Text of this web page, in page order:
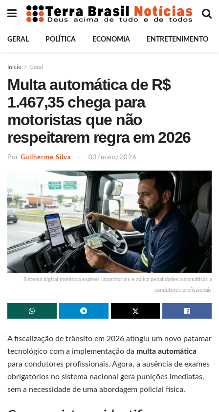
GERAL POLÍTICA ECONOMIA ENTRETENIMENTO
Início Geral
Multa automática de R$
1.467,35 chega para
motoristas que não
respeitarem regra em 2026
Por Guilherme Silva 03/maio/2026
Sistema digital monitora exames laboratoriais e aplica penalidades automáticas a
condutores profissionais
A fiscalização de trânsito em 2026 atingiu um novo patamar
tecnológico com a implementação da multa automática
para condutores profissionais. Agora, a ausência de exames
obrigatórios no sistema nacional gera punições imediatas,
sem a necessidade de uma abordagem policial física.